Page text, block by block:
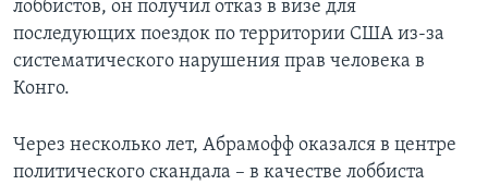
лоббистов, он получил отказ в визе для
последующих поездок по территории США из-за
систематического нарушения прав человека в
Конго.
Через несколько лет, Абрамофф оказался в центре
политического скандала – в качестве лоббиста